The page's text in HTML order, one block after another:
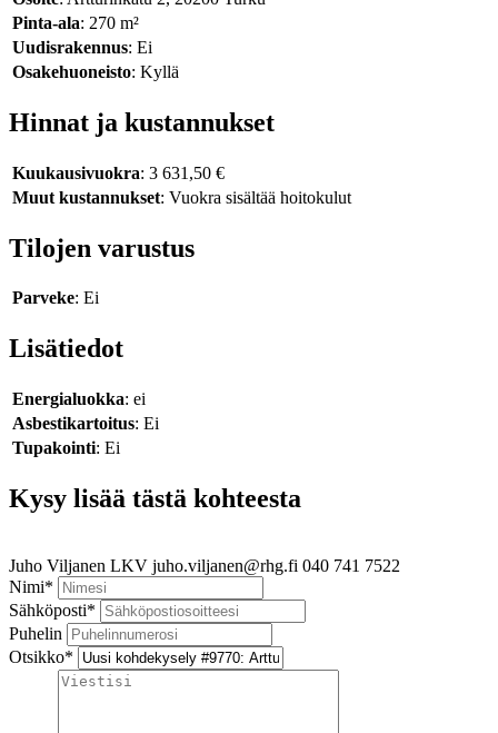
Pinta-ala: 270 m²
Uudisrakennus: Ei
Osakehuoneisto: Kyllä
Hinnat ja kustannukset
Kuukausivuokra: 3 631,50 €
Muut kustannukset: Vuokra sisältää hoitokulut
Tilojen varustus
Parveke: Ei
Lisätiedot
Energialuokka: ei
Asbestikartoitus: Ei
Tupakointi: Ei
Kysy lisää tästä kohteesta
Juho Viljanen LKV juho.viljanen@rhg.fi 040 741 7522
Nimi*
Sähköposti*
Puhelin
Otsikko*